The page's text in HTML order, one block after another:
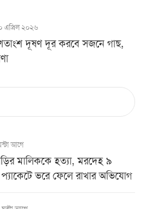
এপ্রিল ২০২৬
দূষণ দূর করবে সজনে গাছ,
আগে
মালিককে হত্যা, মরদেহ ৯
ভরে ফেলে রাখার অভিযোগ